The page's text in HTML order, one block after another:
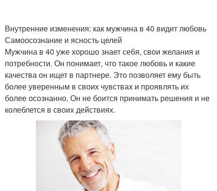
Внутренние изменения: как мужчина в 40 видит любовь
Самоосознание и ясность целей
Мужчина в 40 уже хорошо знает себя, свои желания и
потребности. Он понимает, что такое любовь и какие
качества он ищет в партнере. Это позволяет ему быть
более уверенным в своих чувствах и проявлять их
более осознанно. Он не боится принимать решения и не
колеблется в своих действиях.